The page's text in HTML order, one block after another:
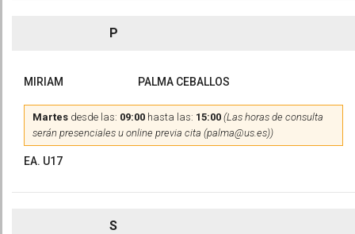
P
MIRIAM PALMA CEBALLOS
Martes desde las: 09:00 hasta las: 15:00 (Las horas de consulta
serán presenciales u online previa cita (palma@us.es))
EA. U17
S